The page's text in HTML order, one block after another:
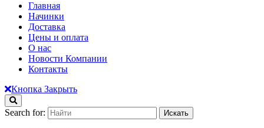
Главная
Начинки
Доставка
Цены и оплата
О нас
Новости Компании
Контакты
Кнопка Закрыть
Search for: